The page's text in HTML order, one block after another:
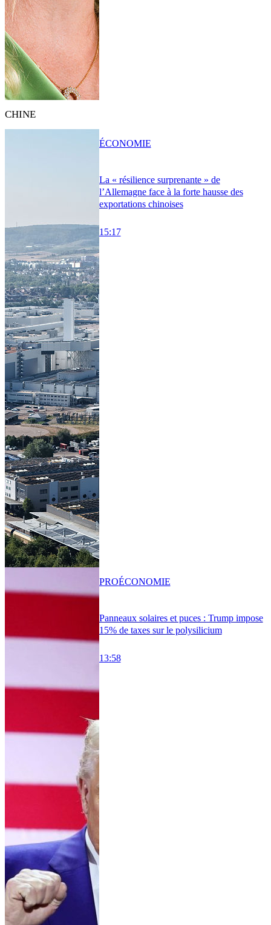
CHINE
La « résilience surprenante » de
l’Allemagne face à la forte hausse des
exportations chinoises
15:17
ÉCONOMIE
Panneaux solaires et puces : Trump impose
15% de taxes sur le polysilicium
13:58
PROÉCONOMIE